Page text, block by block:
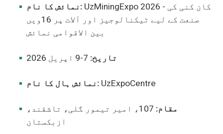
نمائش کا نام: UzMiningExpo 2026 - کان کنی کی
صنعت کے لیے ٹیکنالوجیز اور آلات پر 16ویں
بین الاقوامی نمائش
تاریخ:
نمائش ہال کا نام: UzExpoCentre
مقام:
107، امیر تیمور گلی، تاشقند،
ازبکستان